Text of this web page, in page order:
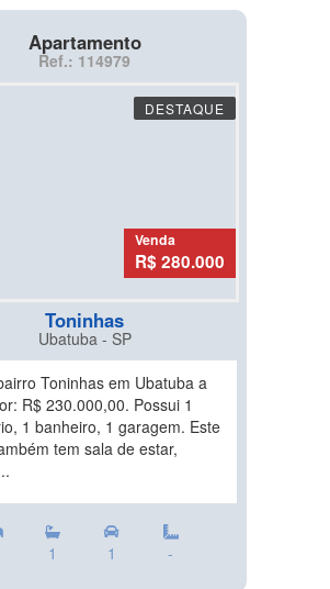
Apartamento
Ref.: 114979
DESTAQUE
Venda
R$ 280.000
Toninhas
Ubatuba - SP
Toninhas em Ubatuba a
R$ 230.000,00. Possui 1
1 banheiro, 1 garagem. Este
tem sala de estar,
1 1 -